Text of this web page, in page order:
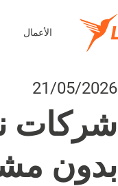
الأعمال
21/05/2026
شركات
بدون